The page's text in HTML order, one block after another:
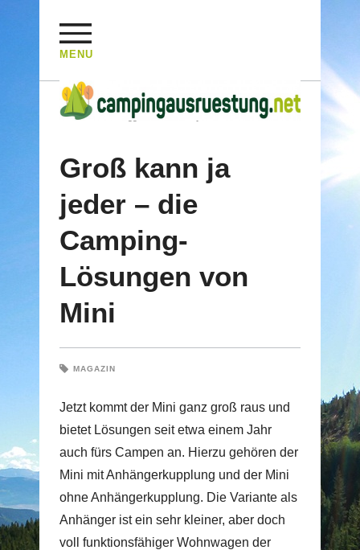
MENU
HOME/ Posts Tagged "Mini Cowley"
Groß kann ja
jeder – die
Camping-
Lösungen von
Mini
MAGAZIN
Jetzt kommt der Mini ganz groß raus und
bietet Lösungen seit etwa einem Jahr
auch fürs Campen an. Hierzu gehören der
Mini mit Anhängerkupplung und der Mini
ohne Anhängerkupplung. Die Variante als
Anhänger ist ein sehr kleiner, aber doch
voll funktionsfähiger Wohnwagen der